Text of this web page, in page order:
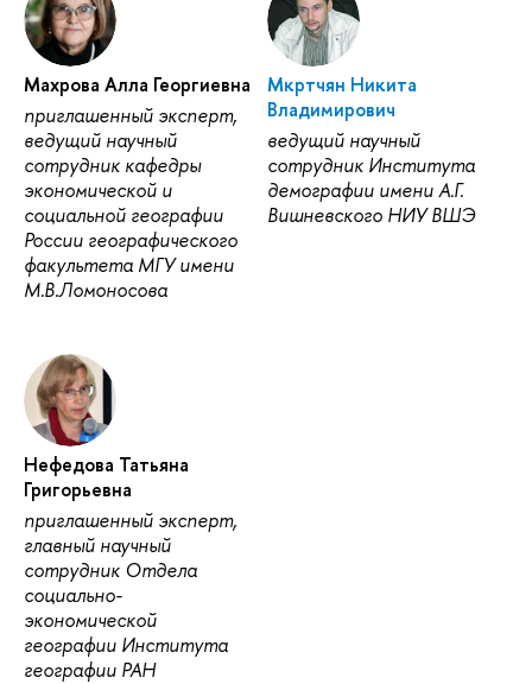
Махрова Алла Георгиевна
приглашенный эксперт,
ведущий научный
сотрудник кафедры
экономической и
социальной географии
России географического
факультета МГУ имени
М.В.Ломоносова
Мкртчян Никита
Владимирович
ведущий научный
сотрудник Института
демографии имени А.Г.
Вишневского НИУ ВШЭ
Нефедова Татьяна
Григорьевна
приглашенный эксперт,
главный научный
сотрудник Отдела
социально-
экономической
географии Института
географии РАН